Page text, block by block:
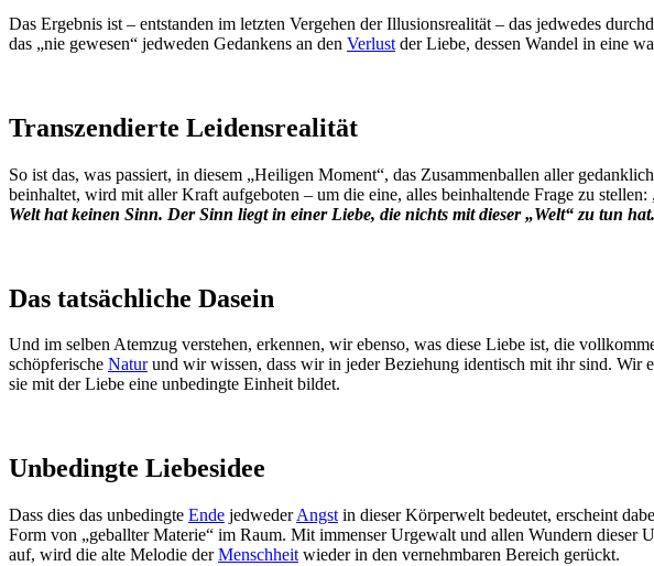
Das Ergebnis ist – entstanden im letzten Vergehen der Illusionsrealität – das jedwedes
das „nie gewesen“ jedweden Gedankens an den Verlust der Liebe, dessen Wandel in eine
Transzendierte Leidensrealität
So ist das, was passiert, in diesem „Heiligen Moment“, das Zusammenballen aller
beinhaltet, wird mit aller Kraft aufgeboten – um die eine, alles beinhaltende Frage zu stellen:
Welt hat keinen Sinn. Der Sinn liegt in einer Liebe, die nichts mit dieser „Welt“ zu tun
Das tatsächliche Dasein
Und im selben Atemzug verstehen, erkennen, wir ebenso, was diese Liebe ist, die
schöpferische Naturund wir wissen, dass wir in jeder Beziehung identisch mit ihr sind. Wir
sie mit der Liebe eine unbedingte Einheit bildet.
Unbedingte Liebesidee
Dass dies das unbedingte Ende jedwederAngst in dieser Körperwelt bedeutet, erscheint
Form von „geballter Materie“ im Raum. Mit immenser Urgewalt und allen Wundern dieser
auf, wird die alte Melodie derMenschheit wieder in den vernehmbaren Bereich gerückt.